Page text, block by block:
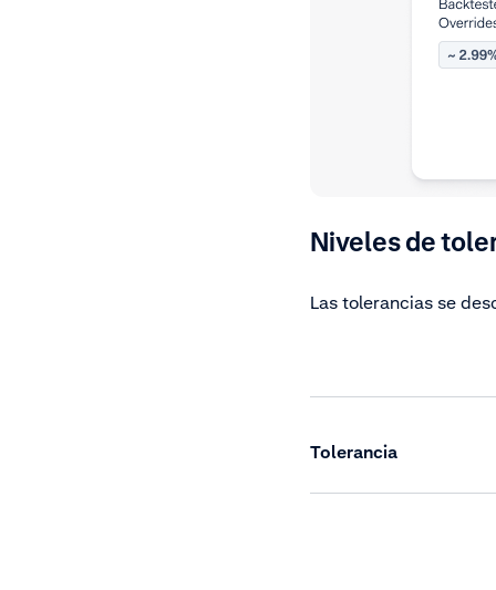
Niveles de
Las tolerancias se
Tolerancia